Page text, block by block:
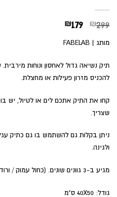
₪299
המחיר
היה:
₪179
הוא:
מותג | FABELAB
תיק נשיאה גדול לאחסון ונוחות
להכניס מזרון פעילות או מחצלת.
קחו את התיק אתכם לים או לטיול, יש
שצריך.
ניתן בקלות גם להשתמש בו גם כתיק
ולגינה.
מגיע ב-3 גוונים שונים. (כחול עמוק / ורוד נעים / חרדל דבש)
גודל: 40X50 ס"מ